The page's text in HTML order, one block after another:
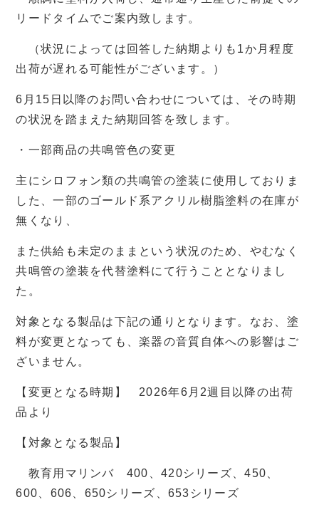
リードタイムでご案内致します。
（状況によっては回答した納期よりも1か月程度
出荷が遅れる可能性がございます。）
6月15日以降のお問い合わせについては、その時期
の状況を踏まえた納期回答を致します。
・一部商品の共鳴管色の変更
主にシロフォン類の共鳴管の塗装に使用しておりま
した、一部のゴールド系アクリル樹脂塗料の在庫が
無くなり、
また供給も未定のままという状況のため、やむなく
共鳴管の塗装を代替塗料にて行うこととなりまし
た。
対象となる製品は下記の通りとなります。なお、塗
料が変更となっても、楽器の音質自体への影響はご
ざいません。
【変更となる時期】 2026年6月2週目以降の出荷
品より
【対象となる製品】
教育用マリンバ 400、420シリーズ、450、
600、606、650シリーズ、653シリーズ